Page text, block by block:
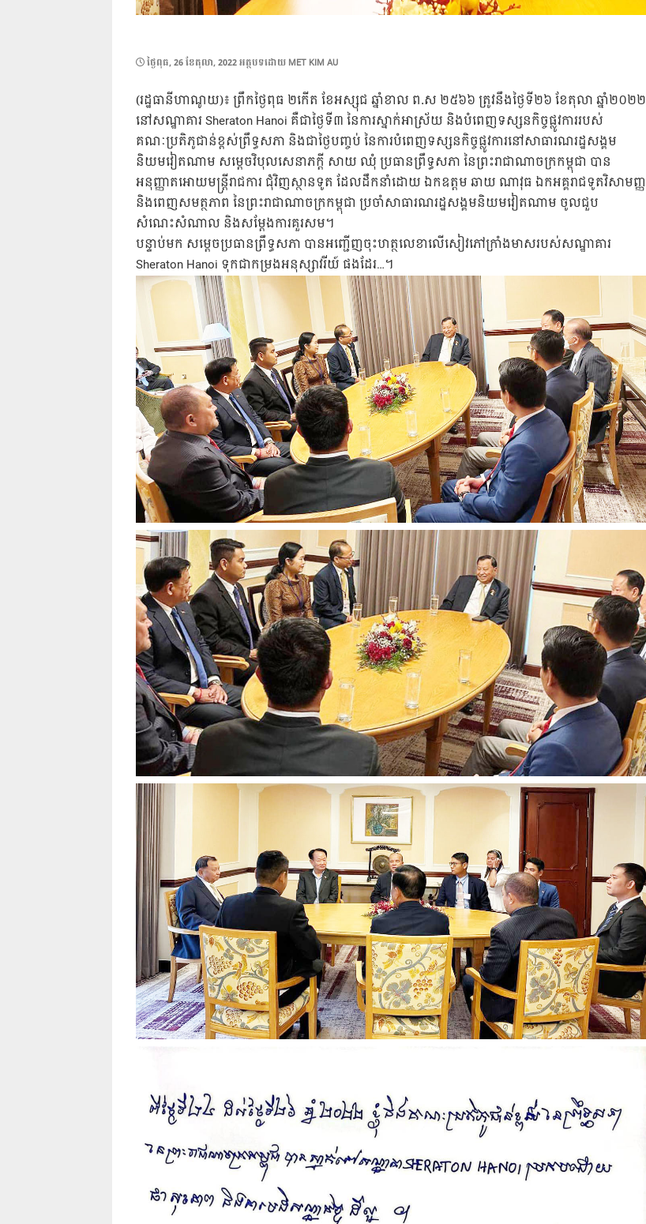
POSTED
ថ្ងៃ​ពុធ, 26 ខែ​តុលា, 2022អត្ថបទដោយ MET KIM AU
(រដ្ឋធានីហាណូយ)៖ ព្រឹកថ្ងៃពុធ ២កើត ខែអស្សុជ ឆ្នាំខាល ព.ស ២៥៦៦ ត្រូវនឹងថ្ងៃទី២៦ ខែតុលា ឆ្នាំ២០២២
នៅសណ្ឋាគារ Sheraton Hanoi គឺជាថ្ងៃទី៣ នៃការស្នាក់អាស្រ័យ និងបំពេញទស្សនកិច្ចផ្លូវការរបស់
គណៈប្រតិភូជាន់ខ្ពស់ព្រឹទ្ធសភា និងជាថ្ងៃបញ្ចប់ នៃការបំពេញទស្សនកិច្ចផ្លូវការនៅសាធារណរដ្ឋសង្គម
និយមវៀតណាម សម្តេចវិបុលសេនាភក្តី សាយ ឈុំ ប្រធានព្រឹទ្ធសភា នៃព្រះរាជាណាចក្រកម្ពុជា បាន
អនុញ្ញាតអោយមន្ត្រីរាជការ ជុំវិញស្ថានទូត ដែលដឹកនាំដោយ ឯកឧត្តម ឆាយ ណាវុធ ឯកអគ្គរាជទូតវិសាមញ្ញ
និងពេញសមត្ថភាព នៃព្រះរាជាណាចក្រកម្ពុជា ប្រចាំសាធារណរដ្ឋសង្គមនិយមវៀតណាម ចូលជួប
សំណេះសំណាល និងសម្តែងការគួរសម។
បន្ទាប់មក សម្តេចប្រធានព្រឹទ្ធសភា បានអញ្ជើញចុះហត្ថលេខាលើសៀវភៅក្រាំងមាសរបស់សណ្ឋាគារ
Sheraton Hanoi ទុកជាកម្រងអនុស្សាវរីយ៍ ផងដែរ…។